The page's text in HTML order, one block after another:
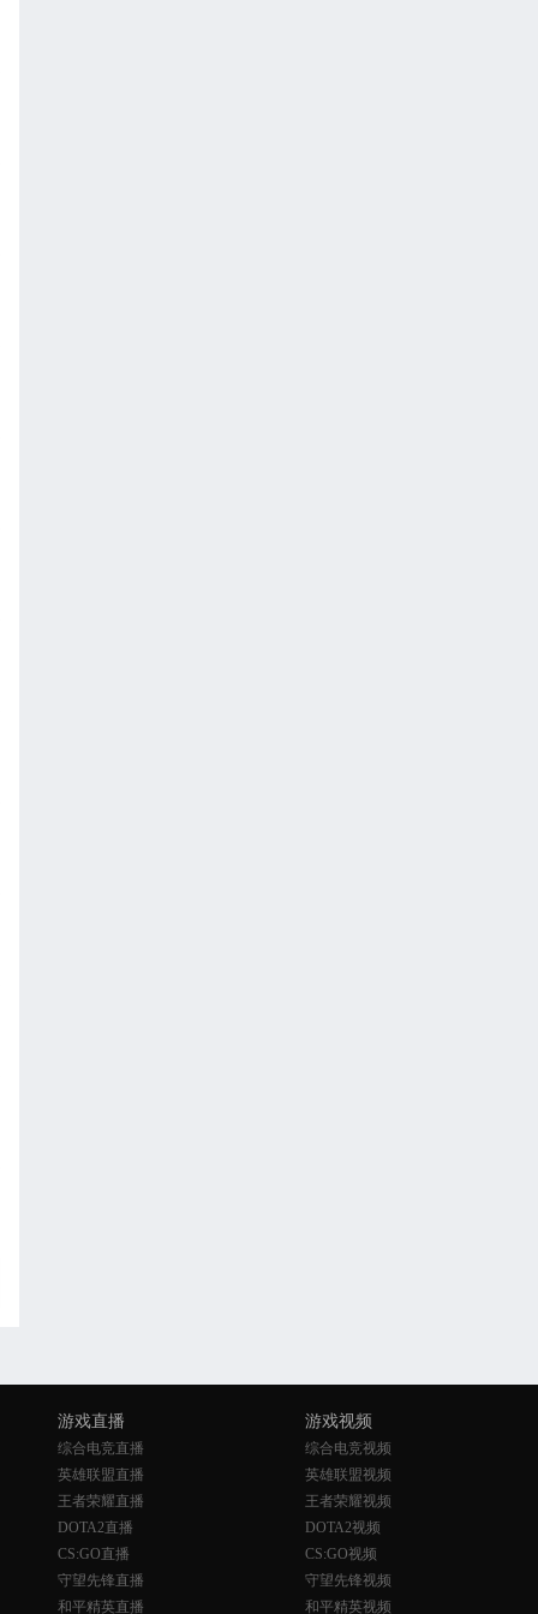
游戏直播
综合电竞直播
英雄联盟直播
王者荣耀直播
DOTA2直播
CS:GO直播
守望先锋直播
和平精英直播
游戏视频
综合电竞视频
英雄联盟视频
王者荣耀视频
DOTA2视频
CS:GO视频
守望先锋视频
和平精英视频